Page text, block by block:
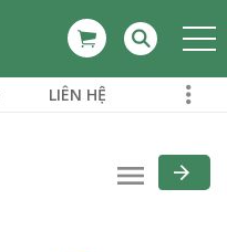
LIÊN HỆ